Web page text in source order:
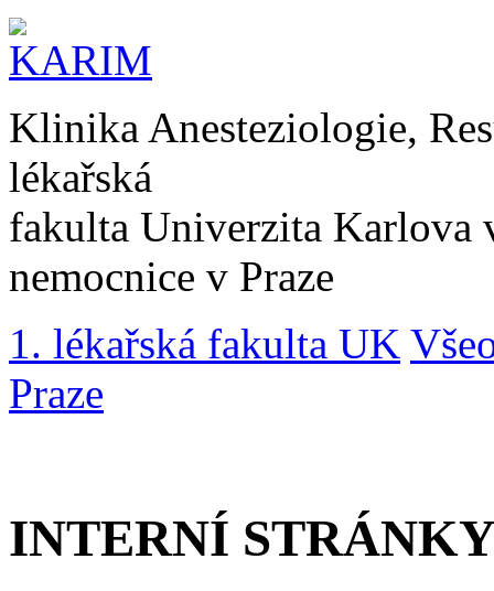
Klinika Anesteziologie,
lékařská
fakulta Univerzita Karlova
nemocnice v Praze
1. lékařská fakulta UK
Praze
INTERNÍ